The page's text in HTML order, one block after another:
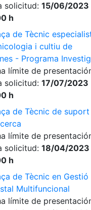
solicitud: 15/06/2023
h
de Tècnic
i cultiu de
- Programa
límite de
solicitud: 17/07/2023
h
de Tècnic de
límite de
solicitud: 18/04/2023
h
de Tècnic en Gestió
Multifuncional
límite de